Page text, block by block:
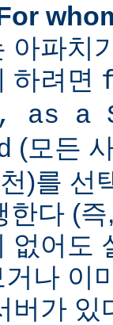
아파치
하려면
as a
(모든
)를 선
한다 (
없어도
나 이
버가